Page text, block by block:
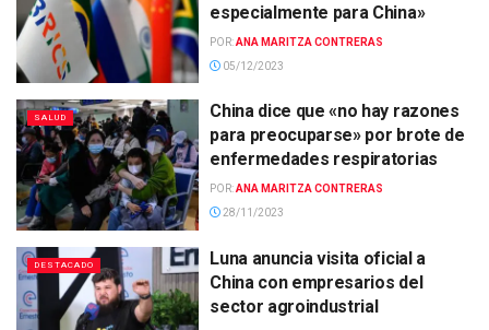
especialmente para China»
POR:ANA MARITZA CONTRERAS
05/12/2023
SALUD
China dice que «no hay razones
para preocuparse» por brote de
enfermedades respiratorias
POR:ANA MARITZA CONTRERAS
28/11/2023
DESTACADO
Luna anuncia visita oficial a
China con empresarios del
sector agroindustrial